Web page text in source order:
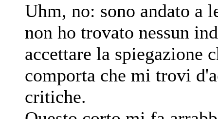
Uhm, no: sono andato a
non ho trovato nessun
accettare la spiegazione
comporta che mi trovi
critiche.